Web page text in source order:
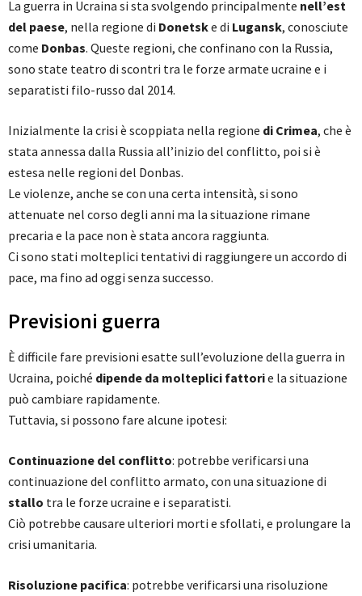
La guerra in Ucraina si sta svolgendo principalmente nell’est
del paese, nella regione di Donetske di Lugansk, conosciute
come Donbas. Queste regioni, che confinano con la Russia,
sono state teatro di scontri tra le forze armate ucraine e i
separatisti filo-russo dal 2014.
Inizialmente la crisi è scoppiata nella regione di Crimea, che è
stata annessa dalla Russia all’inizio del conflitto, poi si è
estesa nelle regioni del Donbas.
Le violenze, anche se con una certa intensità, si sono
attenuate nel corso degli anni ma la situazione rimane
precaria e la pace non è stata ancora raggiunta.
Ci sono stati molteplici tentativi di raggiungere un accordo di
pace, ma fino ad oggi senza successo.
Previsioni guerra
È difficile fare previsioni esatte sull’evoluzione della guerra in
Ucraina, poiché dipende da molteplici fattorie la situazione
può cambiare rapidamente.
Tuttavia, si possono fare alcune ipotesi:
Continuazione del conflitto: potrebbe verificarsi una
continuazione del conflitto armato, con una situazione di
stallo tra le forze ucraine e i separatisti.
Ciò potrebbe causare ulteriori morti e sfollati, e prolungare la
crisi umanitaria.
Risoluzione pacifica: potrebbe verificarsi una risoluzione